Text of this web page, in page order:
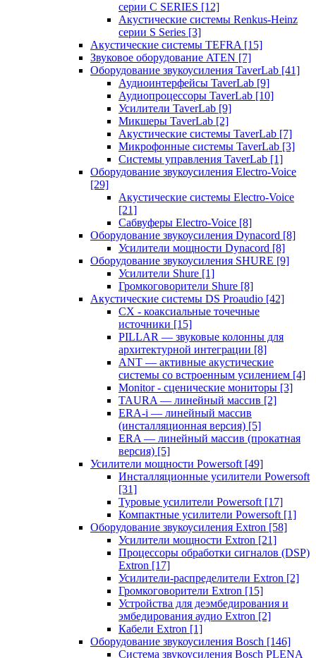
серии C SERIES [12]
Акустические системы Renkus-Heinz
серии S Series [3]
Акустические системы TEFRA [15]
Звуковое оборудование ATEN [7]
Оборудование звукоусиления TaverLab [41]
Аудиоинтерфейсы TaverLab [9]
Аудиопроцессоры TaverLab [10]
Усилители TaverLab [9]
Микшеры TaverLab [2]
Акустические системы TaverLab [7]
Микрофонные системы TaverLab [3]
Системы управления TaverLab [1]
Оборудование звукоусиления Electro-Voice
[29]
Акустические системы Electro-Voice
[21]
Сабвуферы Electro-Voice [8]
Оборудование звукоусиления Dynacord [8]
Усилители мощности Dynacord [8]
Оборудование звукоусиления SHURE [9]
Усилители Shure [1]
Громкоговорители Shure [8]
Акустические системы DS Proaudio [42]
CX - коаксиальные точечные
источники [15]
PILLAR — звуковые колонны для
архитектурной интеграции [8]
ANT — активные акустические
системы со встроенным усилением [4]
Monitor - сценические мониторы [3]
TAURA — линейный массив [2]
ERA-i — линейный массив
(инсталляционная версия) [5]
ERA — линейный массив (прокатная
версия) [5]
Усилители мощности Powersoft [49]
Инсталляционные усилители Powersoft
[31]
Туровые усилители Powersoft [17]
Компактные усилители Powersoft [1]
Оборудование звукоусиления Extron [58]
Усилители мощности Extron [21]
Процессоры обработки сигналов (DSP)
Extron [17]
Усилители-распределители Extron [2]
Громкоговорители Extron [15]
Устройства для деэмбедирования и
эмбедирования аудио Extron [2]
Кабели Extron [1]
Оборудование звукоусиления Bosch [146]
Система звукоусиления Bosch PLENA